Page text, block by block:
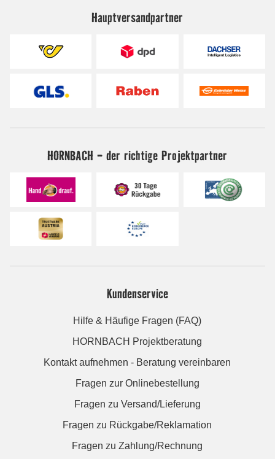
Hauptversandpartner
HORNBACH - der richtige Projektpartner
Kundenservice
Hilfe & Häufige Fragen (FAQ)
HORNBACH Projektberatung
Kontakt aufnehmen - Beratung vereinbaren
Fragen zur Onlinebestellung
Fragen zu Versand/Lieferung
Fragen zu Rückgabe/Reklamation
Fragen zu Zahlung/Rechnung